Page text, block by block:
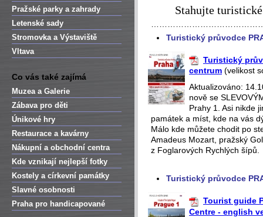
Pražské parky a zahrady
Letenské sady
Stromovka a Výstaviště
Vltava
Co vás také zajímá
Muzea a Galerie
Zábava pro děti
Únikové hry
Restaurace a kavárny
Nákupní a obchodní centra
Kde vznikají nejlepší fotky
Kostely a církevní památky
Slavné osobnosti
Praha pro handicapované
Stahujte
Turistický průvodce
Turistický
centrum (velikost
Aktualizováno:
nově se
Prahy 1. Asi nikde
památek a míst, kde na vás
Málo kde můžete chodit po
Amadeus Mozart, pražský
z Foglarových Rychlých šípů.
Turistický průvodce
Tourist guide
Centre - english